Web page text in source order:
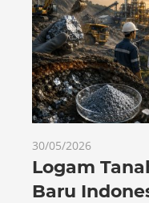
30/05/2026
Logam
Baru